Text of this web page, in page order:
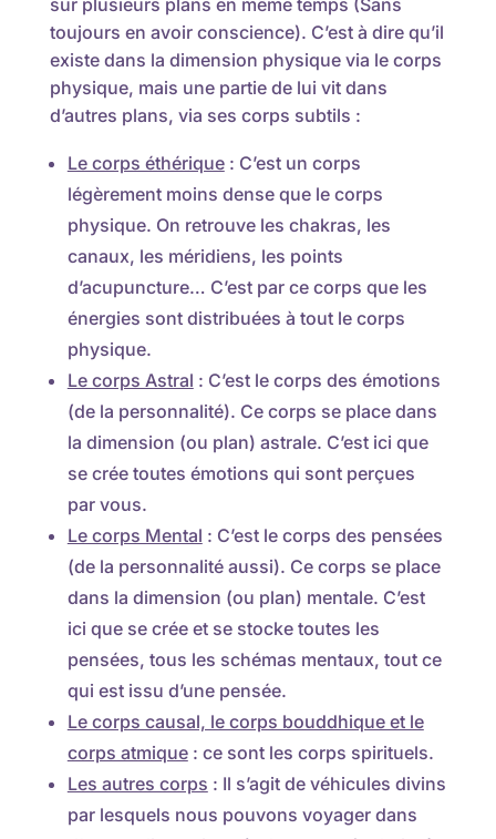
sur plusieurs plans en même temps (Sans
toujours en avoir conscience). C’est à dire qu’il
existe dans la dimension physique via le corps
physique, mais une partie de lui vit dans
d’autres plans, via ses corps subtils :
Le corps éthérique: C’est un corps
légèrement moins dense que le corps
physique. On retrouve les chakras, les
canaux, les méridiens, les points
d’acupuncture… C’est par ce corps que les
énergies sont distribuées à tout le corps
physique.
Le corps Astral : C’est le corps des émotions
(de la personnalité). Ce corps se place dans
la dimension (ou plan) astrale. C’est ici que
se crée toutes émotions qui sont perçues
par vous.
Le corps Mental : C’est le corps des pensées
(de la personnalité aussi). Ce corps se place
dans la dimension (ou plan) mentale. C’est
ici que se crée et se stocke toutes les
pensées, tous les schémas mentaux, tout ce
qui est issu d’une pensée.
Le corps causal, le corps bouddhique et le
corps atmique: ce sont les corps spirituels.
Les autres corps : Il s’agit de véhicules divins
par lesquels nous pouvons voyager dans